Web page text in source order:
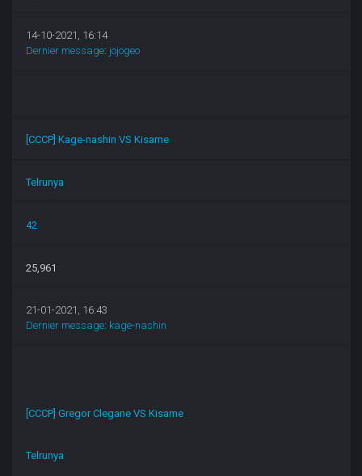
14-10-2021, 16:14
Dernier message: jojogeo
[CCCP] Kage-nashin VS Kisame
Telrunya
42
25,961
21-01-2021, 16:43
Dernier message: kage-nashin
[CCCP] Gregor Clegane VS Kisame
Telrunya